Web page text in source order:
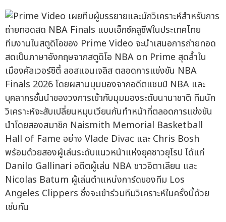
ทีมงานในสตูดิโอของ Prime Video จะนำเสนอการถ่ายทอด
สดเป็นภาษาอังกฤษจากสตูดิโอ NBA on Prime สุดล้ำใน
เมืองคัลเวอร์ซิตี้ ลอสแอนเจลิส ตลอดการแข่งขัน NBA
Finals 2026 โดยผสานมุมมองจากอดีตแชมป์ NBA และ
บุคลากรชั้นนำของวงการเข้ากับมุมมองระดับนานาชาติ ทีมนัก
วิเคราะห์จะสับเปลี่ยนหมุนเวียนกันทำหน้าที่ตลอดการแข่งขัน
นำโดยสองสมาชิก Naismith Memorial Basketball
Hall of Fame อย่าง Vlade Divac และ Chris Bosh
พร้อมด้วยสองผู้เล่นระดับแนวหน้าแห่งยุคชาวยุโรป ได้แก่
Danilo Gallinari อดีตผู้เล่น NBA ชาวอิตาเลียน และ
Nicolas Batum ผู้เล่นตำแหน่งการ์ดของทีม Los
Angeles Clippers ซึ่งจะเข้าร่วมทีมวิเคราะห์ในครั้งนี้ด้วย
เช่นกัน